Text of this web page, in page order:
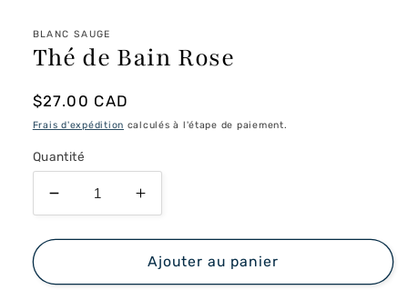
fenêtre
modale
BLANC SAUGE
Thé de Bain Rose
Prix
habituel
$27.00 CAD
Frais d'expédition calculés à l'étape de paiement.
Quantité
Réduire
la
quantité
Thé
Augmenter
la
quantité
de
Thé
Ajouter au panier